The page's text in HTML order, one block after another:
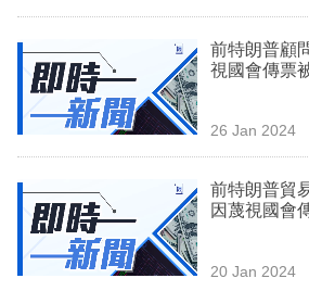
業
科
技
場
生
前特朗普顧
視國會傳票
26 Jan 2024
前特朗普貿
因蔑視國會
20 Jan 2024